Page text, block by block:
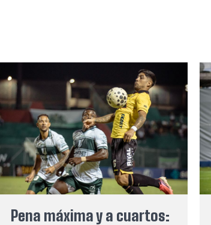
Pena máxima y a cuartos: